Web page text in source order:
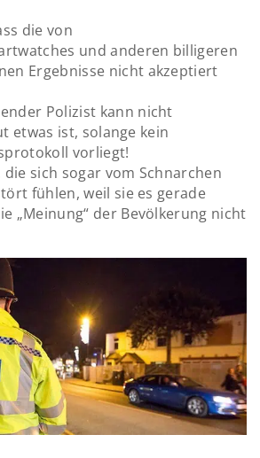
die von
und anderen billigeren
Ergebnisse nicht akzeptiert
Polizist kann nicht
etwas ist, solange kein
vorliegt!
die sich sogar vom Schnarchen
fühlen, weil sie es gerade
„Meinung“ der Bevölkerung nicht